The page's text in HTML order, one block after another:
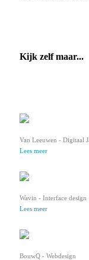
Kijk zelf maar...
Van Leeuwen - Digitaal
Lees meer
Wavin - Interface design
Lees meer
BouwQ - Webdesign